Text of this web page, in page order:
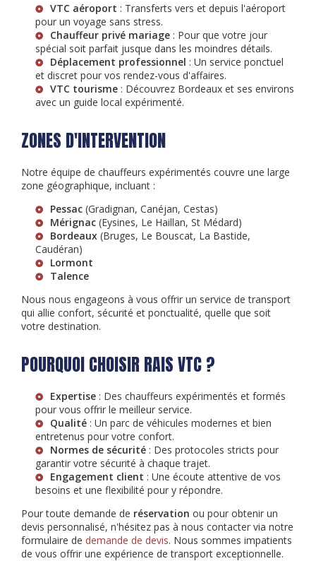
VTC aéroport : Transferts vers et depuis l'aéroport
pour un voyage sans stress.
Chauffeur privé mariage : Pour que votre jour
spécial soit parfait jusque dans les moindres détails.
Déplacement professionnel : Un service ponctuel
et discret pour vos rendez-vous d'affaires.
VTC tourisme : Découvrez Bordeaux et ses environs
avec un guide local expérimenté.
ZONES D'INTERVENTION
Notre équipe de chauffeurs expérimentés couvre une large
zone géographique, incluant :
Pessac (Gradignan, Canéjan, Cestas)
Mérignac (Eysines, Le Haillan, St Médard)
Bordeaux (Bruges, Le Bouscat, La Bastide,
Caudéran)
Lormont
Talence
Nous nous engageons à vous offrir un service de transport
qui allie confort, sécurité et ponctualité, quelle que soit
votre destination.
POURQUOI CHOISIR RAIS VTC ?
Expertise : Des chauffeurs expérimentés et formés
pour vous offrir le meilleur service.
Qualité : Un parc de véhicules modernes et bien
entretenus pour votre confort.
Normes de sécurité : Des protocoles stricts pour
garantir votre sécurité à chaque trajet.
Engagement client : Une écoute attentive de vos
besoins et une flexibilité pour y répondre.
Pour toute demande de réservation ou pour obtenir un
devis personnalisé, n'hésitez pas à nous contacter via notre
formulaire de demande de devis. Nous sommes impatients
de vous offrir une expérience de transport exceptionnelle.